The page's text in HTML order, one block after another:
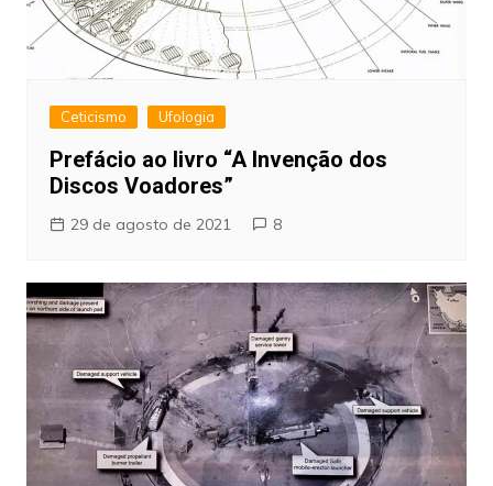
Ceticismo Ufologia
Prefácio ao livro “A Invenção dos
Discos Voadores”
29 de agosto de 2021 8